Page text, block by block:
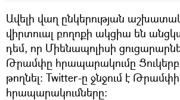
Ավելի վաղ ընկերության
վիրտուալ բողոքի ակցիա են
դեմ, որ Միենապոլիսի
Թրամփը հրապարակումը
թողնել։ Twitter-ը ջնջում է Թրամփի
հրապարակումները։